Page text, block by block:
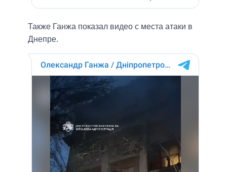
Также Ганжа показал видео с места атаки в
Днепре.